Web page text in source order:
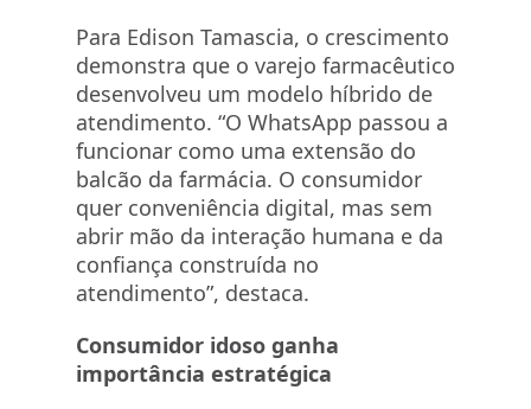
Para Edison Tamascia, o crescimento
demonstra que o varejo farmacêutico
desenvolveu um modelo híbrido de
atendimento. “O WhatsApp passou a
funcionar como uma extensão do
balcão da farmácia. O consumidor
quer conveniência digital, mas sem
abrir mão da interação humana e da
confiança construída no
atendimento”, destaca.
Consumidor idoso ganha
importância estratégica